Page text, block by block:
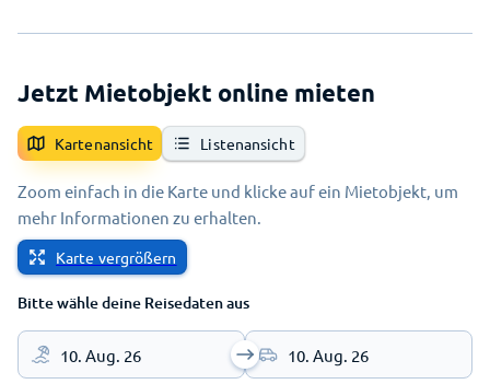
Jetzt Mietobjekt online mieten
Kartenansicht Listenansicht
Zoom einfach in die Karte und klicke auf ein Mietobjekt, um
mehr Informationen zu erhalten.
Karte vergrößern
Bitte wähle deine Reisedaten aus
10. Aug. 26 10. Aug. 26